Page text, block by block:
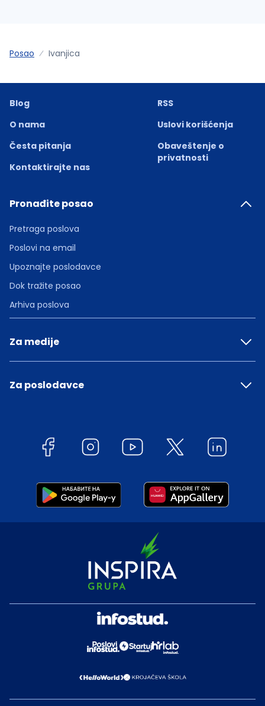
Posao Ivanjica
Blog
O nama
Česta pitanja
Kontaktirajte nas
RSS
Uslovi korišćenja
Obaveštenje o
privatnosti
Pronađite posao
Pretraga poslova
Poslovi na email
Upoznajte poslodavce
Dok tražite posao
Arhiva poslova
Za medije
Za poslodavce